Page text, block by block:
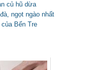
củ hũ dừa
ngọt ngào nhất
Bến Tre